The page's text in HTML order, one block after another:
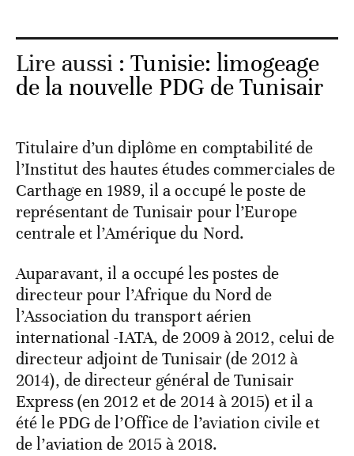
Lire aussi :Tunisie: limogeage
de la nouvelle PDG de Tunisair
Titulaire d’un diplôme en comptabilité de
l’Institut des hautes études commerciales de
Carthage en 1989, il a occupé le poste de
représentant de Tunisair pour l’Europe
centrale et l’Amérique du Nord.
Auparavant, il a occupé les postes de
directeur pour l’Afrique du Nord de
l’Association du transport aérien
international -IATA, de 2009 à 2012, celui de
directeur adjoint de Tunisair (de 2012 à
2014), de directeur général de Tunisair
Express (en 2012 et de 2014 à 2015) et il a
été le PDG de l’Office de l’aviation civile et
de l’aviation de 2015 à 2018.